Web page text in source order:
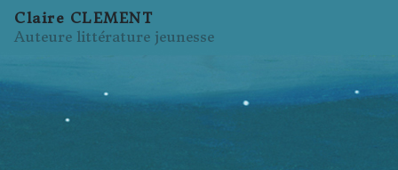
Claire CLEMENT
Auteure littérature jeunesse